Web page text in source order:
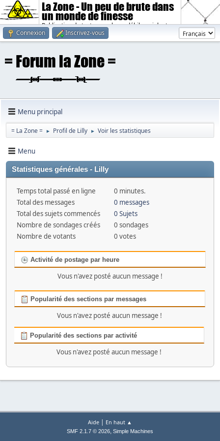
La Zone - Un peu de brute dans
un monde de finesse
Publication de textes sombres, débiles, violents.
Connexion
Inscrivez-vous
Menu principal
= La Zone = ► Profil de Lilly ► Voir les statistiques
Menu
Statistiques générales - Lilly
Temps total passé en ligne
0 minutes.
Total des messages
0 messages
Total des sujets commencés
0 Sujets
Nombre de sondages créés
0 sondages
Nombre de votants
0 votes
Activité de postage par heure
Vous n'avez posté aucun message !
Popularité des sections par messages
Vous n'avez posté aucun message !
Popularité des sections par activité
Vous n'avez posté aucun message !
Aide | En haut ▲
SMF 2.1.7 © 2026, Simple Machines